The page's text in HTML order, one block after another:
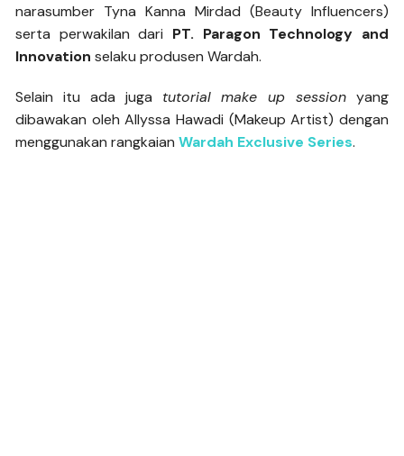
narasumber Tyna Kanna Mirdad (Beauty Influencers)
serta perwakilan dari PT. Paragon Technology and
Innovation selaku produsen Wardah.
Selain itu ada juga tutorial make up sessionyang
dibawakan oleh Allyssa Hawadi (Makeup Artist) dengan
menggunakan rangkaianWardah Exclusive Series.